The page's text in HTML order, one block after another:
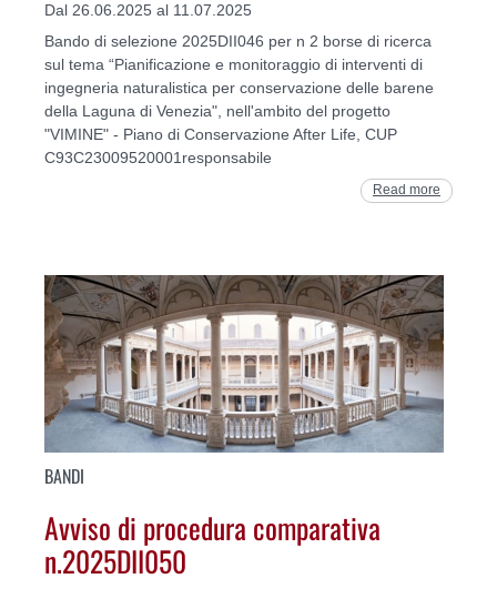
Dal 26.06.2025 al 11.07.2025
Bando di selezione 2025DII046 per n 2 borse di ricerca
sul tema “Pianificazione e monitoraggio di interventi di
ingegneria naturalistica per conservazione delle barene
della Laguna di Venezia", nell'ambito del progetto
"VIMINE" - Piano di Conservazione After Life, CUP
C93C23009520001responsabile
Read more
BANDI
Avviso di procedura comparativa
n.2025DII050